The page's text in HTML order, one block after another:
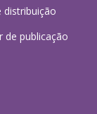
distribuição
de publicação